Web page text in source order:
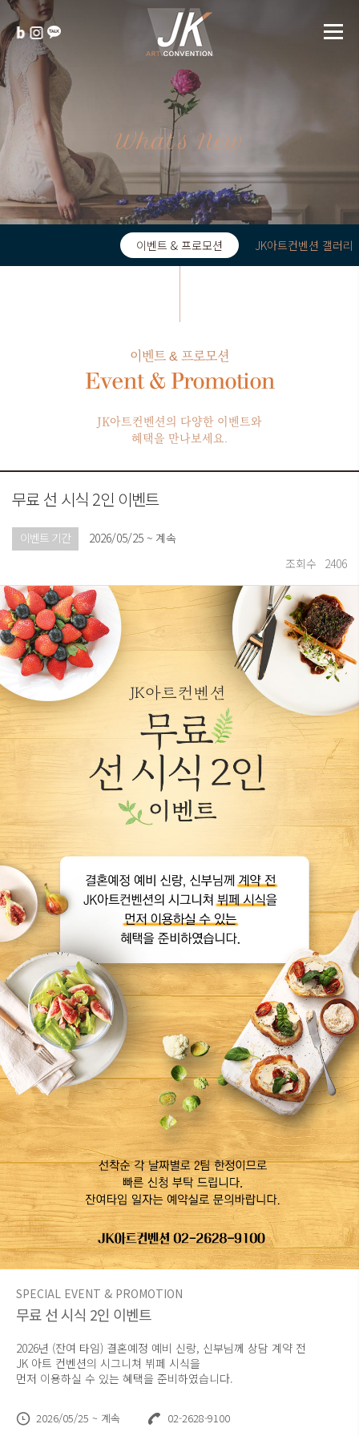
What's New
이벤트 & 프로모션 JK아트컨벤션 갤러리
이벤트 & 프로모션
Event & Promotion
JK아트컨벤션의 다양한 이벤트와
혜택을 만나보세요.
무료 선 시식 2인 이벤트
이벤트 기간
2026/05/25 ~ 계속
조회수 2406
SPECIAL EVENT & PROMOTION
무료 선 시식 2인 이벤트
2026년 (잔여 타임) 결혼예정 예비 신랑, 신부님께 상담 계약 전
JK 아트 컨벤션의 시그니쳐 뷔페 시식을
먼저 이용하실 수 있는 혜택을 준비하였습니다.
2026/05/25 ~ 계속 02-2628-9100